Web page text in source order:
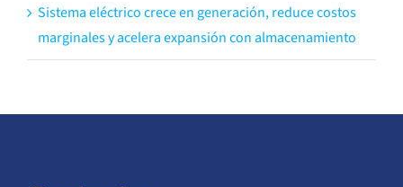
Sistema eléctrico crece en generación, reduce costos
marginales y acelera expansión con almacenamiento